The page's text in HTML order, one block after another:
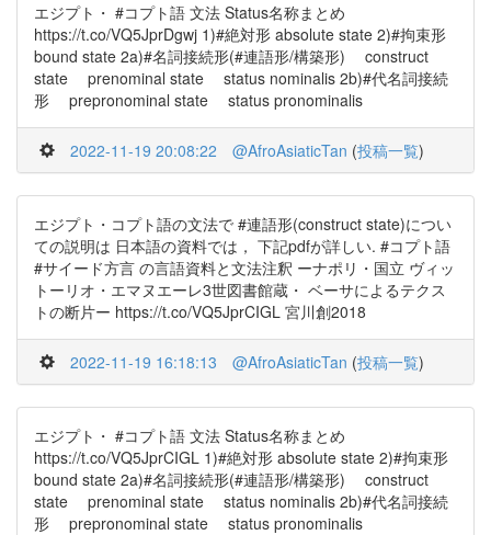
エジプト・ #コプト語 文法 Status名称まとめ
https://t.co/VQ5JprDgwj 1)#絶対形 absolute state 2)#拘束形
bound state 2a)#名詞接続形(#連語形/構築形) construct
state prenominal state status nominalis 2b)#代名詞接続
形 prepronominal state status pronominalis
2022-11-19 20:08:22 @AfroAsiaticTan (投稿一覧)
エジプト・コプト語の文法で #連語形(construct state)につい
ての説明は 日本語の資料では， 下記pdfが詳しい. #コプト語
#サイード方言 の言語資料と文法注釈 ーナポリ・国立 ヴィッ
トーリオ・エマヌエーレ3世図書館蔵・ ベーサによるテクス
トの断片ー https://t.co/VQ5JprCIGL 宮川創2018
2022-11-19 16:18:13 @AfroAsiaticTan (投稿一覧)
エジプト・ #コプト語 文法 Status名称まとめ
https://t.co/VQ5JprCIGL 1)#絶対形 absolute state 2)#拘束形
bound state 2a)#名詞接続形(#連語形/構築形) construct
state prenominal state status nominalis 2b)#代名詞接続
形 prepronominal state status pronominalis